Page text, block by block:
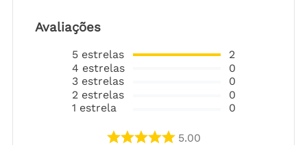
Avaliações
5 estrelas
4 estrelas
3 estrelas
2 estrelas
1 estrela
2
0
0
0
0
5.00